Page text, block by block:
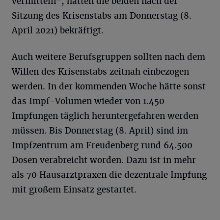
Sitzung des Krisenstabs am Donnerstag (8.
April 2021) bekräftigt.
Auch weitere Berufsgruppen sollten nach dem
Willen des Krisenstabs zeitnah einbezogen
werden. In der kommenden Woche hätte sonst
das Impf-Volumen wieder von 1.450
Impfungen täglich heruntergefahren werden
müssen. Bis Donnerstag (8. April) sind im
Impfzentrum am Freudenberg rund 64.500
Dosen verabreicht worden. Dazu ist in mehr
als 70 Hausarztpraxen die dezentrale Impfung
mit großem Einsatz gestartet.